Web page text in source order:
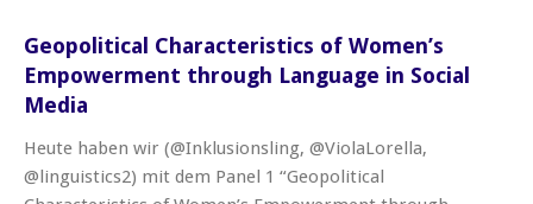
Geopolitical Characteristics of Women’s
Empowerment through Language in Social
Media
Heute haben wir (@Inklusionsling, @ViolaLorella,
@linguistics2) mit dem Panel 1 “Geopolitical